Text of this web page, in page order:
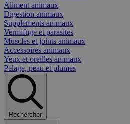
Aliment animaux
Digestion animaux
Supplements animaux
Vermifuge et parasites
Muscles et joints animaux
Accessoires animaux
Yeux et oreilles animaux
Pelage, peau et plumes
Rechercher